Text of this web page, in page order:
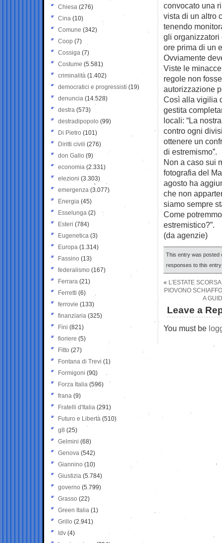
convocato una
vista di un altro
tenendo
gli organizzatori
ore prima di un
Ovviamente
Viste le
regole non
autorizzazione
Così alla vigilia
gestita
locali: “La
contro ogni
ottenere un
di estremismo”.
Non a caso sui
fotografia del
agosto ha
che non
siamo sempre
Come
estremistico?”.
(da agenzie)
This entry was posted
responses to this
« L’ESTATE
PIOVONO
A
Leave a
You must be
Chiesa (276)
Cina (10)
Comune (342)
Coop (7)
Cossiga (7)
Costume (5.581)
criminalità (1.402)
democratici e progressisti (19)
denuncia (14.528)
destra (573)
destradipopolo (99)
Di Pietro (101)
Diritti civili (276)
don Gallo (9)
economia (2.331)
elezioni (3.303)
emergenza (3.077)
Energia (45)
Esselunga (2)
Esteri (784)
Eugenetica (3)
Europa (1.314)
Fassino (13)
federalismo (167)
Ferrara (21)
Ferretti (6)
ferrovie (133)
finanziaria (325)
Fini (821)
fioriere (5)
Fitto (27)
Fontana di Trevi (1)
Formigoni (90)
Forza Italia (596)
frana (9)
Fratelli d'Italia (291)
Futuro e Libertà (510)
g8 (25)
Gelmini (68)
Genova (542)
Giannino (10)
Giustizia (5.784)
governo (5.799)
Grasso (22)
Green Italia (1)
Grillo (2.941)
Idv (4)